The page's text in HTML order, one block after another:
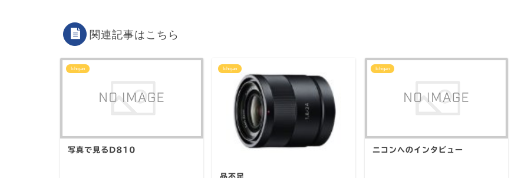
関連記事はこちら
Ichigan
写真で見るD810
Ichigan Ichigan
ニコンへのインタビュー